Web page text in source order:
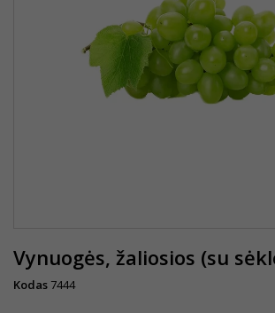
Vynuogės, žaliosios (su
Kodas 7444